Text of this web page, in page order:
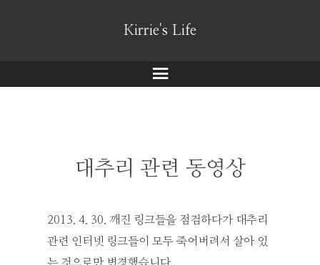
Kirrie's Life
메
대추리 관련 동영상
2013. 4. 30. 깨진 링크들을 점검하다가 대추리
관련 인터넷 링크들이 모두 죽어버려서 살아 있